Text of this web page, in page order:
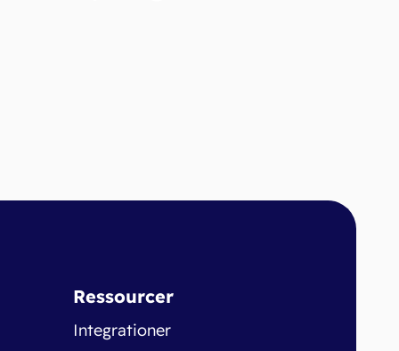
Ressourcer
Integrationer